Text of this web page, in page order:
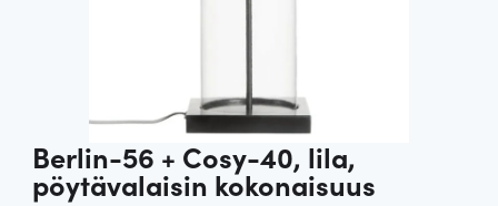
Berlin-56 + Cosy-40, lila,
pöytävalaisin kokonaisuus